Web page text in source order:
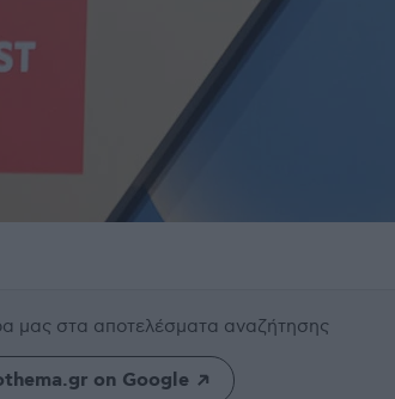
μας στα αποτελέσματα αναζήτησης
on Google